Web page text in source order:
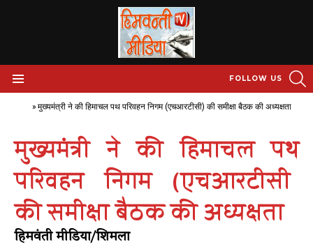
FOLLOW US
» मुख्यमंत्री ने की हिमाचल पथ परिवहन निगम (एचआरटीसी) की समीक्षा बैठक की अध्यक्षता
मुख्यमंत्री ने की हिमाचल पथ
परिवहन निगम (एचआरटीसी)
की समीक्षा बैठक की अध्यक्षता
हिमवंती मीडिया/शिमला